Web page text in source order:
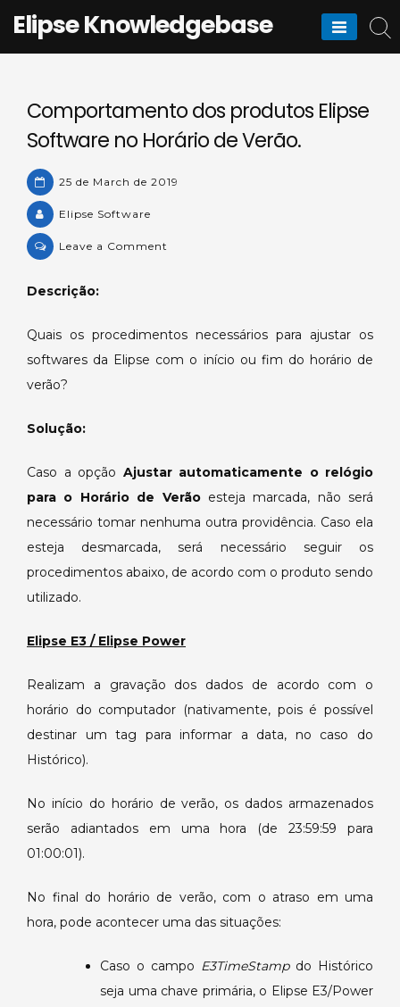
Elipse Knowledgebase
Comportamento dos produtos Elipse
Software no Horário de Verão.
25 de March de 2019
Elipse Software
Leave a Comment
Elipse
Descrição:
Quais os procedimentos necessários para ajustar os
softwares da Elipse com o início ou fim do horário de
verão?
Solução:
Caso a opção Ajustar automaticamente o relógio
para o Horário de Verãoesteja marcada, não será
necessário tomar nenhuma outra providência. Caso ela
esteja desmarcada, será necessário seguir os
procedimentos abaixo, de acordo com o produto sendo
utilizado.
Elipse E3 / Elipse Power
Realizam a gravação dos dados de acordo com o
horário do computador (nativamente, pois é possível
destinar um tag para informar a data, no caso do
Histórico).
No início do horário de verão, os dados armazenados
serão adiantados em uma hora (de 23:59:59 para
01:00:01).
No final do horário de verão, com o atraso em uma
hora, pode acontecer uma das situações:
Caso o campo E3TimeStamp do Histórico
seja uma chave primária, o Elipse E3/Power